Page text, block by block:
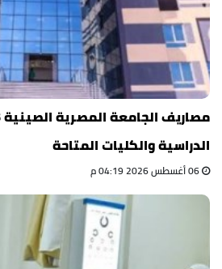
الدراسية والكليات المتاحة